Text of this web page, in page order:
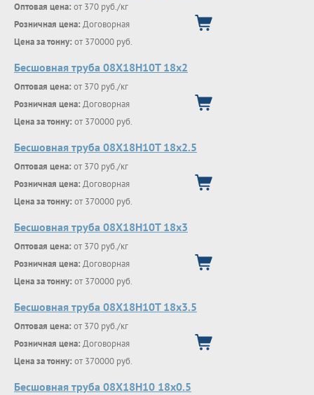
Оптовая цена: от 370 руб./кг
Розничная цена: Договорная
Цена за тонну: от 370000 руб.
Бесшовная труба 08Х18Н10Т 18х2
Оптовая цена: от 370 руб./кг
Розничная цена: Договорная
Цена за тонну: от 370000 руб.
Бесшовная труба 08Х18Н10Т 18х2.5
Оптовая цена: от 370 руб./кг
Розничная цена: Договорная
Цена за тонну: от 370000 руб.
Бесшовная труба 08Х18Н10Т 18х3
Оптовая цена: от 370 руб./кг
Розничная цена: Договорная
Цена за тонну: от 370000 руб.
Бесшовная труба 08Х18Н10Т 18х3.5
Оптовая цена: от 370 руб./кг
Розничная цена: Договорная
Цена за тонну: от 370000 руб.
Бесшовная труба 08Х18Н10 18х0.5